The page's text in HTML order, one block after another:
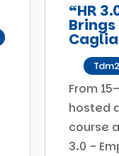
“HR
From
hosted
course
3.0 -